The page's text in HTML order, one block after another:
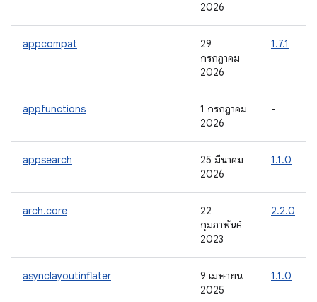
2026
appcompat
29
กรกฎาคม
2026
1.7.1
appfunctions
1 กรกฎาคม
2026
-
appsearch
25 มีนาคม
2026
1.1.0
arch.core
22
กุมภาพันธ์
2023
2.2.0
asynclayoutinflater
9 เมษายน
2025
1.1.0